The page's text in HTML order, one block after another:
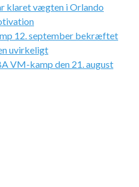
klaret vægten i Orlando
12. september bekræftet
uvirkeligt
VM-kamp den 21. august